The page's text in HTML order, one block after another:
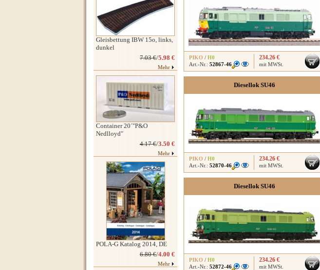
PIKO / H0
Art.-Nr.: 52867-46
234.26 €
mit MWSt.
Diesellok SU46
PIKO / H0
Art.-Nr.: 52870-46
234.26 €
mit MWSt.
Diesellok SU46
PIKO / H0
Art.-Nr.: 52872-46
234.26 €
mit MWSt.
Gleisbettung IBW 15o, links,
dunkel
7.03 €/5.98 €
Mehr
Container 20´"P&O
Nedlloyd"
4.17 €/3.50 €
Mehr
POLA-G Katalog 2014, DE
6.80 €/4.00 €
Mehr